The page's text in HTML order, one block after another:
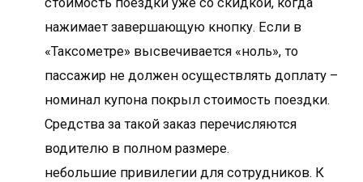
стоимость поездки уже со скидкой, когда
нажимает завершающую кнопку. Если в
«Таксометре» высвечивается «ноль», то
пассажир не должен осуществлять доплату –
номинал купона покрыл стоимость поездки.
Средства за такой заказ перечисляются
водителю в полном размере.
небольшие привилегии для сотрудников. К